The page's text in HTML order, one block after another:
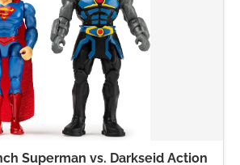
Superman vs. Darkseid Action